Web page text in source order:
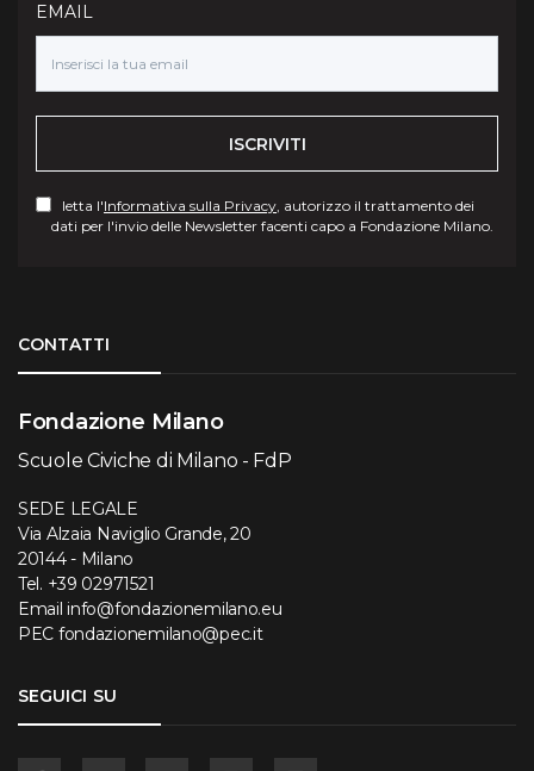
EMAIL
ISCRIVITI
letta l'Informativa sulla Privacy, autorizzo il trattamento dei
dati per l'invio delle Newsletter facenti capo a Fondazione Milano.
CONTATTI
Fondazione Milano
Scuole Civiche di Milano - FdP
SEDE LEGALE
Via Alzaia Naviglio Grande, 20
20144 - Milano
Tel. +39 02971521
Email info@fondazionemilano.eu
PEC fondazionemilano@pec.it
SEGUICI SU